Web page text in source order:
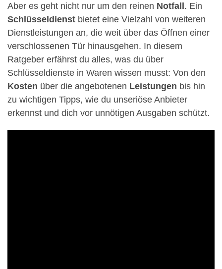
Aber es geht nicht nur um den reinen Notfall. Ein
Schlüsseldienst bietet eine Vielzahl von weiteren
Dienstleistungen an, die weit über das Öffnen einer
verschlossenen Tür hinausgehen. In diesem
Ratgeber erfährst du alles, was du über
Schlüsseldienste in Waren wissen musst: Von den
Kosten über die angebotenen Leistungen bis hin
zu wichtigen Tipps, wie du unseriöse Anbieter
erkennst und dich vor unnötigen Ausgaben schützt.